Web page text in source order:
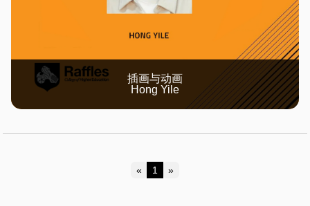
插画与动画
Hong Yile
«
Previous
1 »
Next